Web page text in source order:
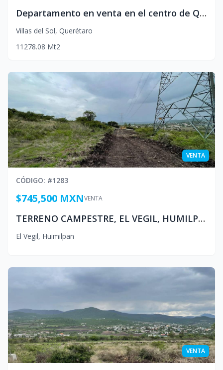
Departamento en venta en el centro de Queretaro
Villas del Sol, Querétaro
1 1 278.08 Mt2
VENTA
CÓDIGO: #1283
VENTA
$745,500 MXN
TERRENO CAMPESTRE, EL VEGIL, HUMILPAN, QUERÉTARO
El Vegil, Huimilpan
VENTA